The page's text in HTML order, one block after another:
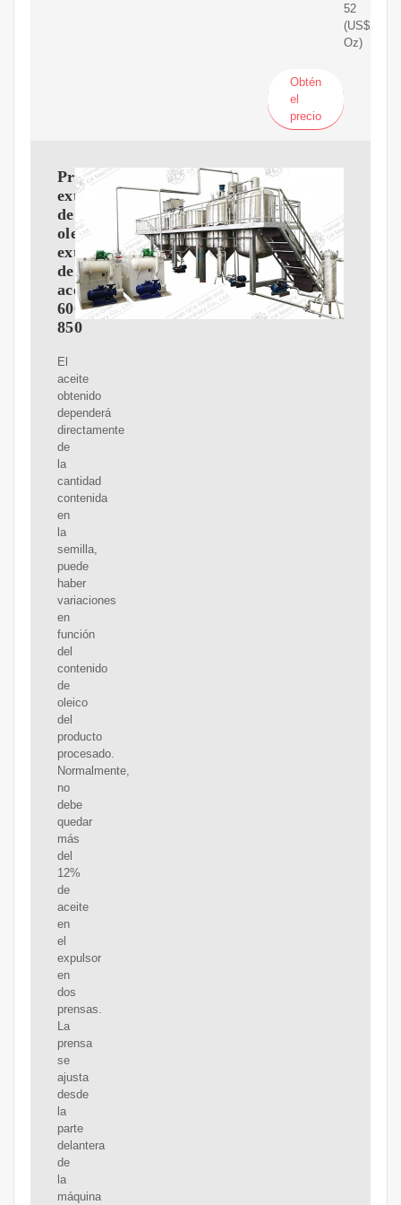
52
(US$2.76/
Oz)
Obtén
el
precio
Prensa
extrusora
de
oleaginosas
extracción
de
aceites
600-
850
El
aceite
obtenido
dependerá
directamente
de
la
cantidad
contenida
en
la
semilla,
puede
haber
variaciones
en
función
del
contenido
de
oleico
del
producto
procesado.
Normalmente,
no
debe
quedar
más
del
12%
de
aceite
en
el
expulsor
en
dos
prensas.
La
prensa
se
ajusta
desde
la
parte
delantera
de
la
máquina